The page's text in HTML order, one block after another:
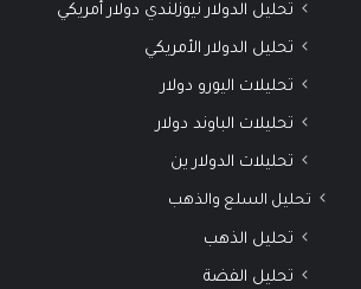
تحليل الدولار نيوزلندي دولار أمريكي
تحليل الدولار الأمريكي
تحليلات اليورو دولار
تحليلات الباوند دولار
تحليلات الدولار ين
تحليل السلع والذهب
تحليل الذهب
تحليل الفضة